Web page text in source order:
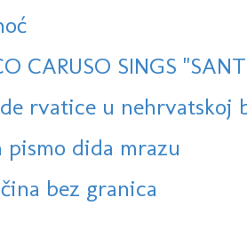
CARUSO SINGS
rvatice u nehrvatskoj
pismo dida mrazu
bez granica